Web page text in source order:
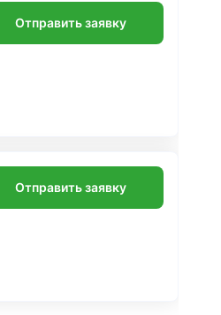
Отправить заявку
Отправить заявку